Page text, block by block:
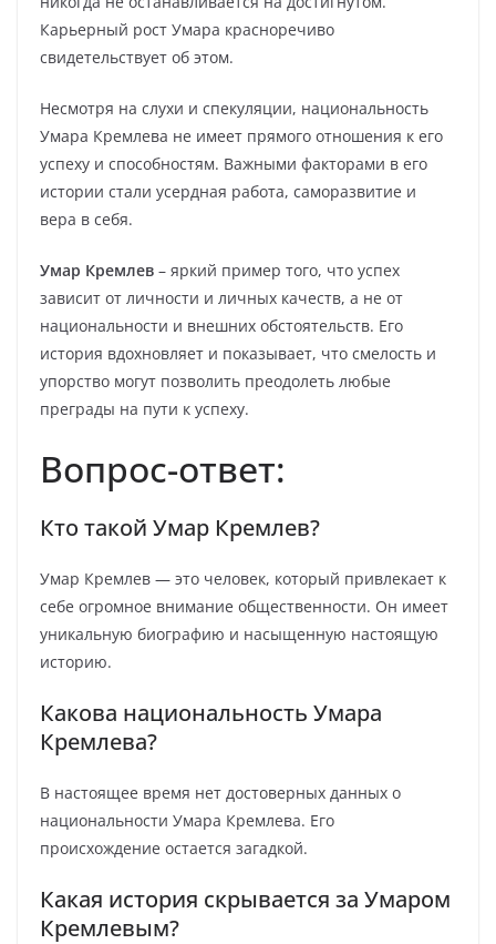
Карьерный рост Умара красноречиво
свидетельствует об этом.
Несмотря на слухи и спекуляции, национальность
Умара Кремлева не имеет прямого отношения к его
успеху и способностям. Важными факторами в его
истории стали усердная работа, саморазвитие и
вера в себя.
Умар Кремлев – яркий пример того, что успех
зависит от личности и личных качеств, а не от
национальности и внешних обстоятельств. Его
история вдохновляет и показывает, что смелость и
упорство могут позволить преодолеть любые
преграды на пути к успеху.
Вопрос-ответ:
Кто такой Умар Кремлев?
Умар Кремлев — это человек, который привлекает к
себе огромное внимание общественности. Он имеет
уникальную биографию и насыщенную настоящую
историю.
Какова национальность Умара
Кремлева?
В настоящее время нет достоверных данных о
национальности Умара Кремлева. Его
происхождение остается загадкой.
Какая история скрывается за Умаром
Кремлевым?